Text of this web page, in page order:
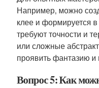
Например, можно
клее и формируется
требуют точности и
или сложные
проявить фантазию и
Вопрос 5: Как